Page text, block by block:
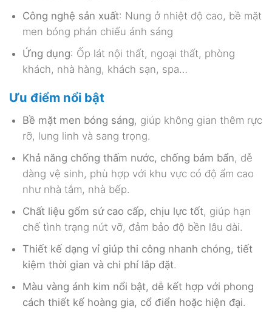
Công nghệ sản xuất: Nung ở nhiệt độ cao, bề mặt
men bóng phản chiếu ánh sáng
Ứng dụng: Ốp lát nội thất, ngoại thất, phòng
khách, nhà hàng, khách sạn, spa…
Ưu điểm nổi bật
Bề mặt men bóng sáng, giúp không gian thêm rực
rỡ, lung linh và sang trọng.
Khả năng chống thấm nước, chống bám bẩn, dễ
dàng vệ sinh, phù hợp với khu vực có độ ẩm cao
như nhà tắm, nhà bếp.
Chất liệu gốm sứ cao cấp, chịu lực tốt, giúp hạn
chế tình trạng nứt vỡ, đảm bảo độ bền lâu dài.
Thiết kế dạng vỉ giúp thi công nhanh chóng, tiết
kiệm thời gian và chi phí lắp đặt.
Màu vàng ánh kim nổi bật, dễ kết hợp với phong
cách thiết kế hoàng gia, cổ điển hoặc hiện đại.